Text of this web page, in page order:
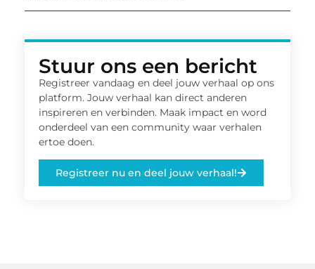
Stuur ons een bericht
Registreer vandaag en deel jouw verhaal op ons
platform. Jouw verhaal kan direct anderen
inspireren en verbinden. Maak impact en word
onderdeel van een community waar verhalen
ertoe doen.
Registreer nu en deel jouw verhaal!